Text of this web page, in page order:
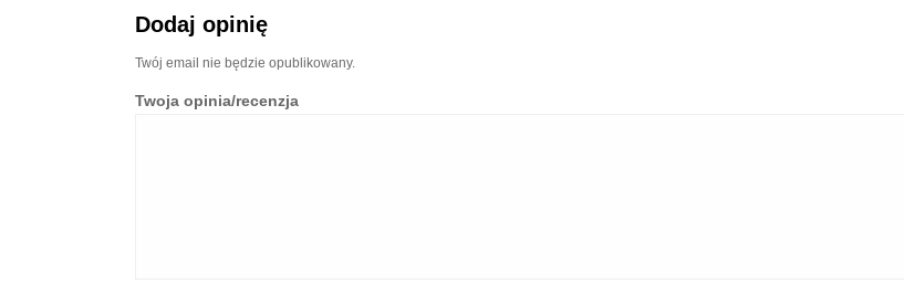
Dodaj opinię
Twój email nie będzie opublikowany.
Twoja opinia/recenzja